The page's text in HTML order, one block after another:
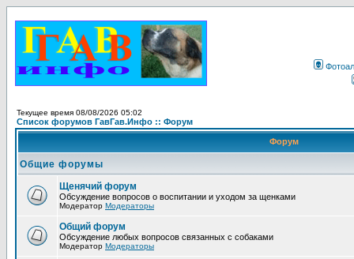
Текущее время 08/08/2026 05:02
Список форумов ГавГав.Инфо :: Форум
Форум
Общие форумы
Щенячий форум
Обсуждение вопросов о воспитании и уходом за щенками
Модератор Модераторы
Общий форум
Обсуждение любых вопросов связанных с собаками
Модератор Модераторы